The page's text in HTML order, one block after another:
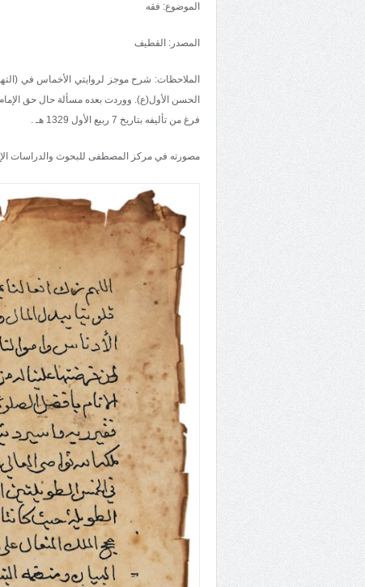
الموضوع: فقه
المصدر: القطيف
الملاحظات: شرح موجز لروايتي الأخماس في
الحسن الأول(ع). ووردت بعده مسألة حال حق
فرغ من تأليفه بتاريخ 7 ربيع الأول 1329 هـ .
مصورته في مركز المصطفى للبحوث والدراسات